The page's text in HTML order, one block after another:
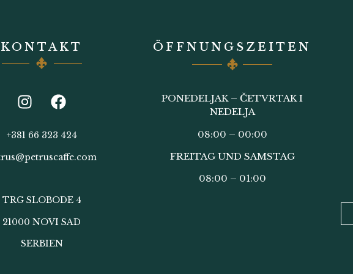
KONTAKT
+381 66 323 424
TRG SLOBODE 4
21000 NOVI SAD
SERBIEN
ÖFFNUNGSZEITEN
PONEDELJAK – ČETVRTAK I
NEDELJA
08:00 – 00:00
FREITAG UND SAMSTAG
08:00 – 01:00